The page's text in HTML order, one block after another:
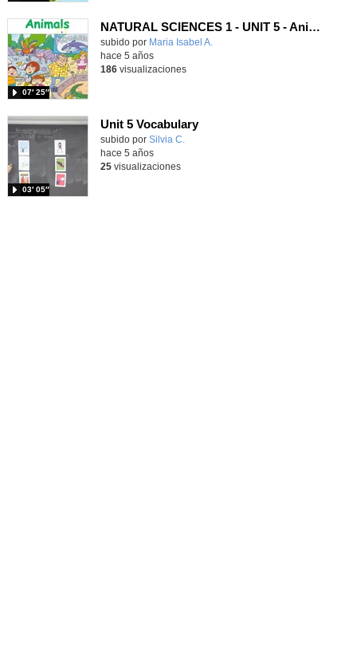
NATURAL SCIENCES 1 - UNIT 5 - Animals
Contenido educativo.
subido por Maria Isabel A.
07′ 25″
hace 5 años
186visualizaciones
Unit 5 Vocabulary
Contenido educativo.
subido por Silvia C.
03′ 05″
hace 5 años
25visualizaciones